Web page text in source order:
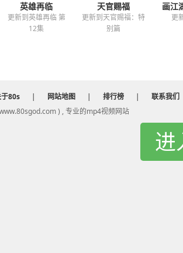
英雄再临
更新到英雄再临 第
12集
天官赐福
更新到天官赐福：特
别篇
画江
更
80s | 网站地图 | 排行榜 |
联系我们
) , 专业的mp4视频网站
进